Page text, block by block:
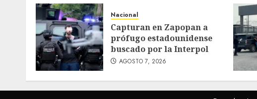
Nacional
Capturan en Zapopan a
prófugo estadounidense
buscado por la Interpol
AGOSTO 7, 2026